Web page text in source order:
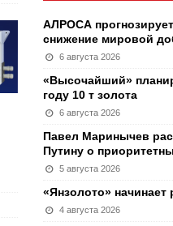
АЛРОСА
снижение мировой
6 августа 2026
«Высочайший»
году 10 т золота
6 августа 2026
Павел Маринычев
Путину о
5 августа 2026
«Янзолото» начинает
4 августа 2026